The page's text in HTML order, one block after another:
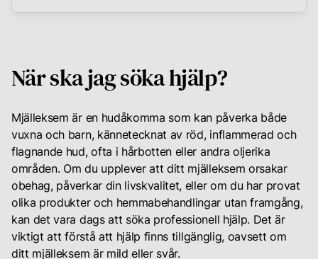
När ska jag söka hjälp?
Mjälleksem är en hudåkomma som kan påverka både
vuxna och barn, kännetecknat av röd, inflammerad och
flagnande hud, ofta i hårbotten eller andra oljerika
områden. Om du upplever att ditt mjälleksem orsakar
obehag, påverkar din livskvalitet, eller om du har provat
olika produkter och hemmabehandlingar utan framgång,
kan det vara dags att söka professionell hjälp. Det är
viktigt att förstå att hjälp finns tillgänglig, oavsett om
ditt mjälleksem är mild eller svår.